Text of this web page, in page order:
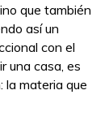
que también
así un
con el
una casa, es
la materia que